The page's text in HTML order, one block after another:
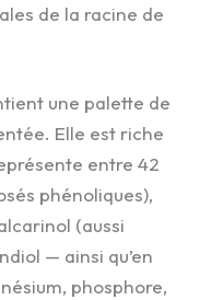
de la racine de
une palette de
Elle est riche
entre 42
phénoliques),
(aussi
— ainsi qu’en
phosphore,